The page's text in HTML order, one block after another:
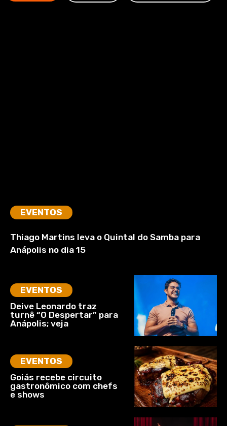
EVENTOS
Thiago Martins leva o Quintal do Samba para
Anápolis no dia 15
EVENTOS
Deive Leonardo traz
turnê “O Despertar” para
Anápolis; veja
EVENTOS
Goiás recebe circuito
gastronômico com chefs
e shows